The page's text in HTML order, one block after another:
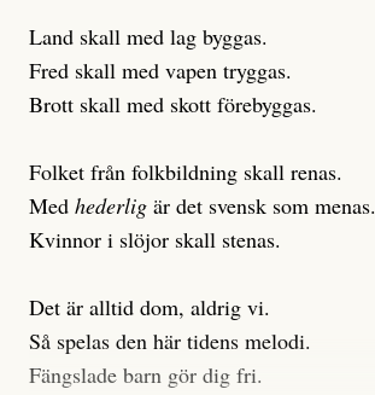
Land skall med lag byggas.
Fred skall med vapen tryggas.
Brott skall med skott förebyggas.
Folket från folkbildning skall renas.
Med hederlig är det svensk som menas.
Kvinnor i slöjor skall stenas.
Det är alltid dom, aldrig vi.
Så spelas den här tidens melodi.
Fängslade barn gör dig fri.